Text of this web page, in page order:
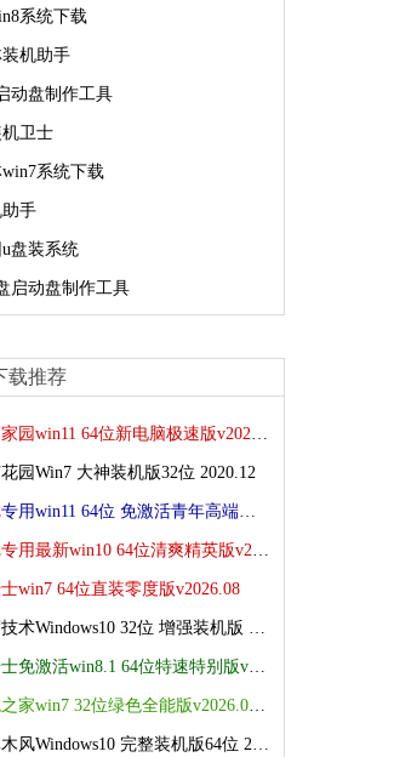
系统下载
机助手
动盘制作工具
卫士
系统下载
手
盘装系统
启动盘制作工具
载推荐
萝卜家园win11 64位新电脑极速版v2022.03
园Win7 大神装机版32位 2020.12
游戏专用win11 64位 免激活青年高端版v2026.08
游戏专用最新win10 64位清爽精英版v2026.08
win7 64位直装零度版v2026.08
深度技术Windows10 32位 增强装机版 2021.05
云骑士免激活win8.1 64位特速特别版v2026.08
系统之家win7 32位绿色全能版v2026.08免激活
雨林木风Windows10 完整装机版64位 2021.02